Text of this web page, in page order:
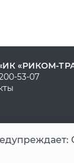
«РИКОМ-
53-07